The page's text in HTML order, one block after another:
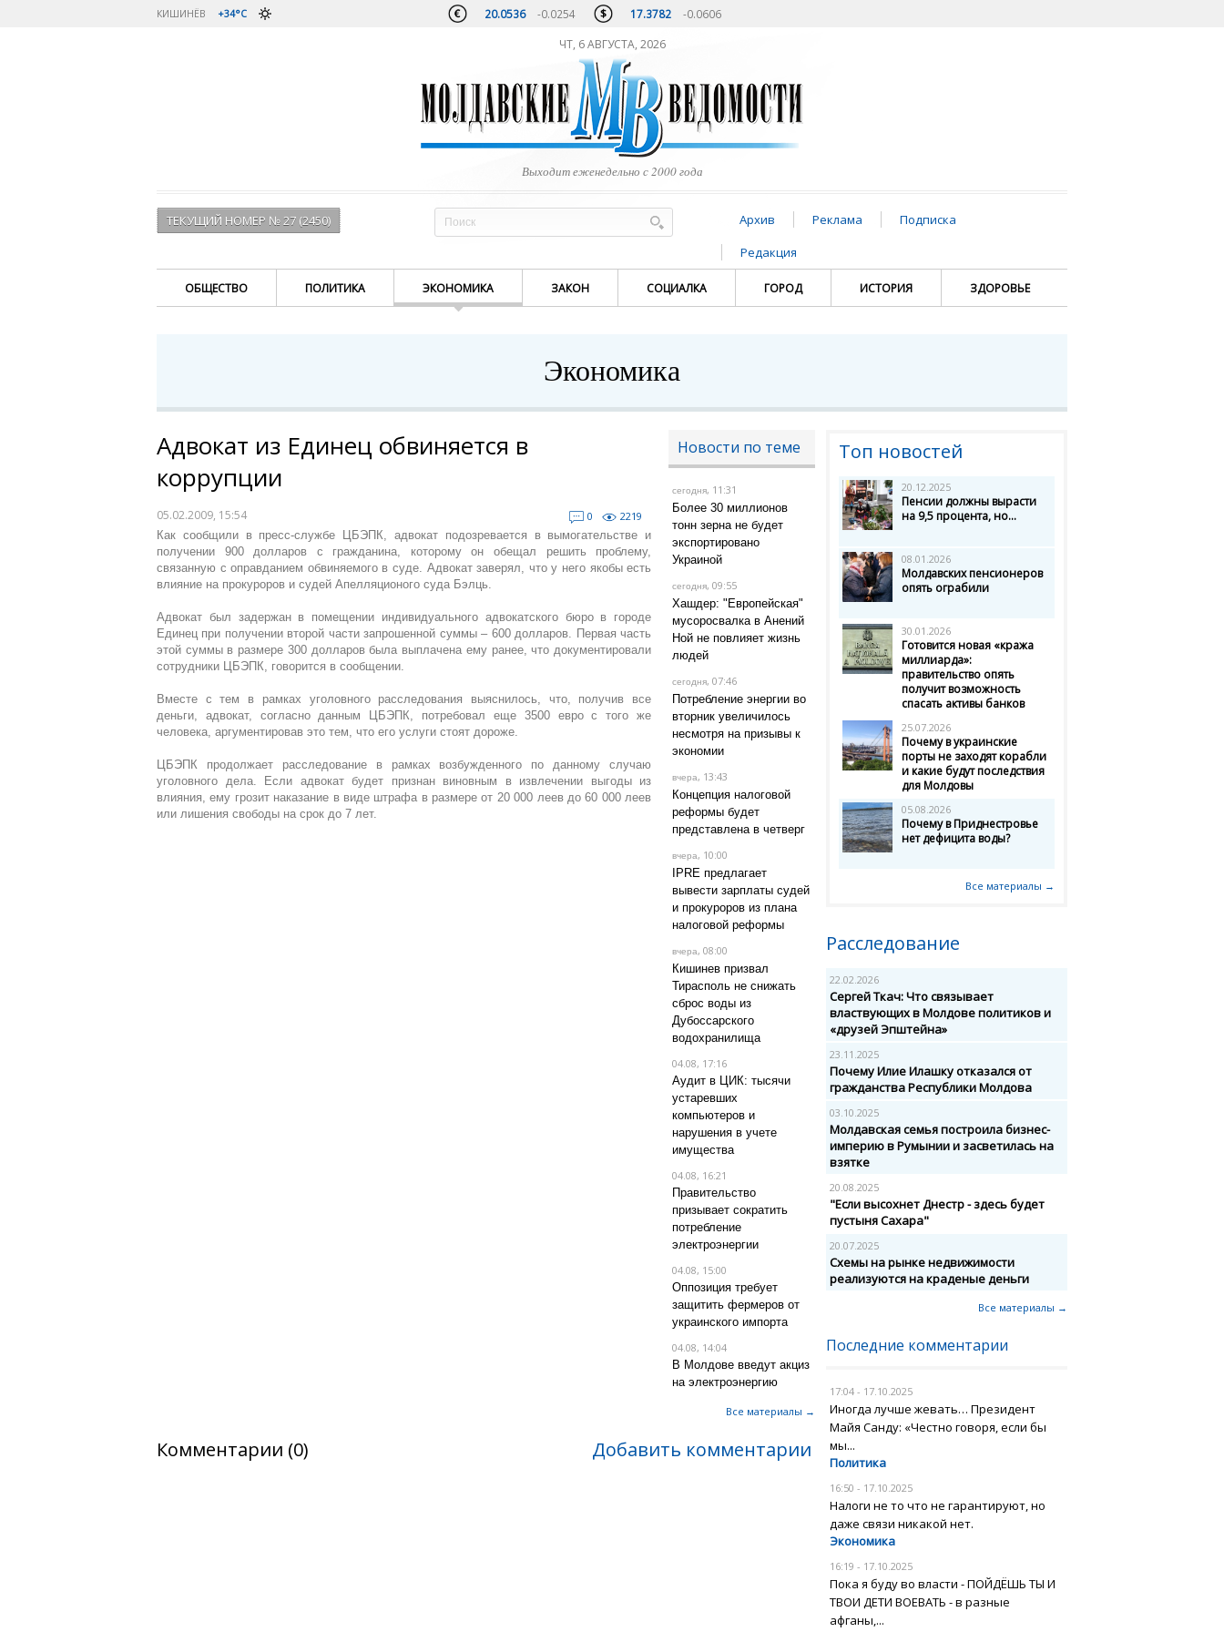
КИШИНЁВ +34°C 20.0536 -0.0254 17.3782 -0.0606
ЧТ, 6 АВГУСТА, 2026
Выходит еженедельно с 2000 года
ТЕКУЩИЙ НОМЕР № 27 (2450) Архив Реклама
Подписка
Редакция
ОБЩЕСТВО ПОЛИТИКА ЭКОНОМИКА ЗАКОН СОЦИАЛКА ГОРОД ИСТОРИЯ ЗДОРОВЬЕ
Экономика
Адвокат из Единец обвиняется в
коррупции
05.02.2009, 15:54 0
2219
Как сообщили в пресс-службе ЦБЭПК, адвокат подозревается в вымогательстве и
получении 900 долларов с гражданина, которому он обещал решить проблему,
связанную с оправданием обвиняемого в суде. Адвокат заверял, что у него якобы есть
влияние на прокуроров и судей Апелляционого суда Бэлць.
Адвокат был задержан в помещении индивидуального адвокатского бюро в городе
Единец при получении второй части запрошенной суммы – 600 долларов. Первая часть
этой суммы в размере 300 долларов была выплачена ему ранее, что документировали
сотрудники ЦБЭПК, говорится в сообщении.
Вместе с тем в рамках уголовного расследования выяснилось, что, получив все
деньги, адвокат, согласно данным ЦБЭПК, потребовал еще 3500 евро с того же
человека, аргументировав это тем, что его услуги стоят дороже.
ЦБЭПК продолжает расследование в рамках возбужденного по данному случаю
уголовного дела. Если адвокат будет признан виновным в извлечении выгоды из
влияния, ему грозит наказание в виде штрафа в размере от 20 000 леев до 60 000 леев
или лишения свободы на срок до 7 лет.
Новости по теме
сегодня, 11:31
Более 30 миллионов
тонн зерна не будет
экспортировано
Украиной
сегодня, 09:55
Хашдер: "Европейская"
мусоросвалка в Анений
Ной не повлияет жизнь
людей
сегодня, 07:46
Потребление энергии во
вторник увеличилось
несмотря на призывы к
экономии
вчера, 13:43
Концепция налоговой
реформы будет
представлена в четверг
вчера, 10:00
IPRE предлагает
вывести зарплаты судей
и прокуроров из плана
налоговой реформы
вчера, 08:00
Кишинев призвал
Тирасполь не снижать
сброс воды из
Дубоссарского
водохранилища
04.08, 17:16
Аудит в ЦИК: тысячи
устаревших
компьютеров и
нарушения в учете
имущества
04.08, 16:21
Правительство
призывает сократить
потребление
электроэнергии
04.08, 15:00
Оппозиция требует
защитить фермеров от
украинского импорта
04.08, 14:04
В Молдове введут акциз
на электроэнергию
Все материалы →
Комментарии (0) Добавить комментарии
Топ новостей
20.12.2025
Пенсии должны вырасти
на 9,5 процента, но...
08.01.2026
Молдавских пенсионеров
опять ограбили
30.01.2026
Готовится новая «кража
миллиарда»:
правительство опять
получит возможность
спасать активы банков
25.07.2026
Почему в украинские
порты не заходят корабли
и какие будут последствия
для Молдовы
05.08.2026
Почему в Приднестровье
нет дефицита воды?
Все материалы →
Расследование
22.02.2026
Сергей Ткач: Что связывает
властвующих в Молдове политиков и
«друзей Эпштейна»
23.11.2025
Почему Илие Илашку отказался от
гражданства Республики Молдова
03.10.2025
Молдавская семья построила бизнес-
империю в Румынии и засветилась на
взятке
20.08.2025
"Если высохнет Днестр - здесь будет
пустыня Сахара"
20.07.2025
Схемы на рынке недвижимости
реализуются на краденые деньги
Все материалы →
Последние комментарии
17:04 - 17.10.2025
Иногда лучше жевать… Президент
Майя Санду: «Честно говоря, если бы
мы...
Политика
16:50 - 17.10.2025
Налоги не то что не гарантируют, но
даже связи никакой нет.
Экономика
16:19 - 17.10.2025
Пока я буду во власти - ПОЙДЁШЬ ТЫ И
ТВОИ ДЕТИ ВОЕВАТЬ - в разные
афганы,...